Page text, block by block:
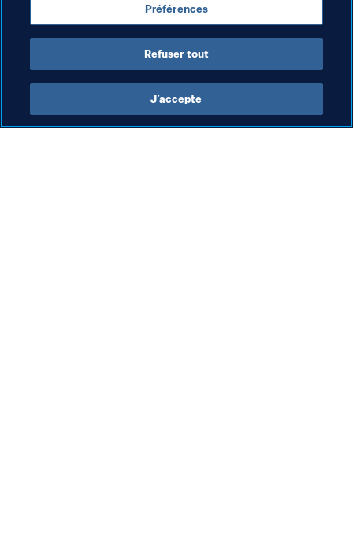
Burundi Togo
Préférences
Refuser tout
J’accepte